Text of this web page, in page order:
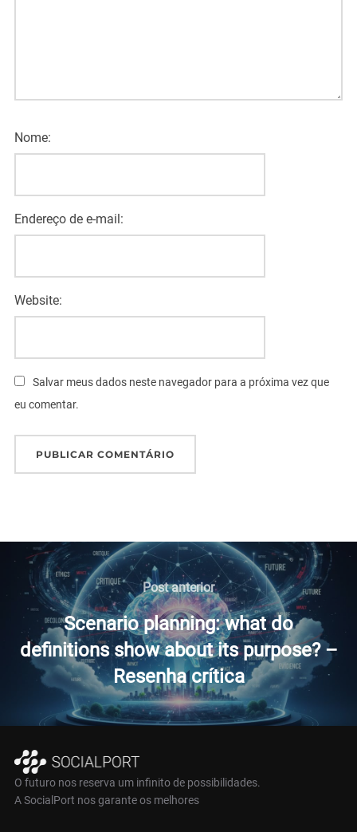
Nome:
Endereço de e-mail:
Website:
Salvar meus dados neste navegador para a próxima vez que
eu comentar.
Navegação
de
Post
Post
anterior
Post anterior
Scenario planning: what do
definitions show about its purpose? –
Resenha crítica
O futuro nos reserva um infinito de possibilidades.
A SocialPort nos garante os melhores